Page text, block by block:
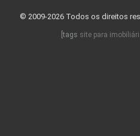
© 2009-2026 Todos os direitos
[tags site para